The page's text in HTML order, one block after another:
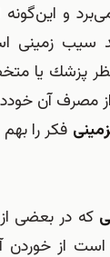
و
سیب زمینی
پزشك یا
مصرف آن
از خوردن